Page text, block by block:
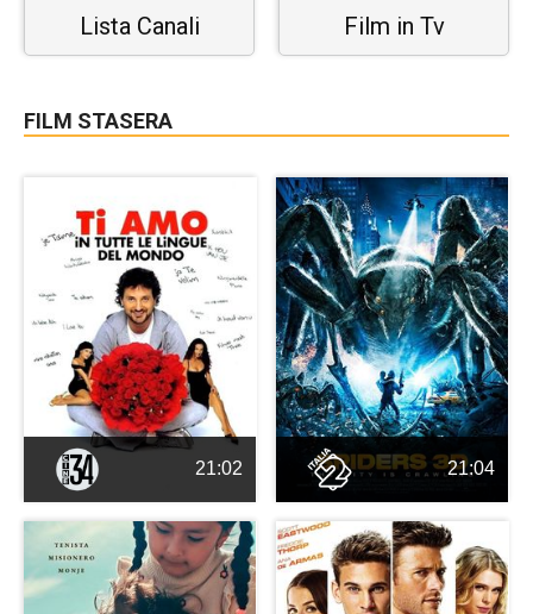
Lista Canali Film in Tv
FILM STASERA
21:02 21:04